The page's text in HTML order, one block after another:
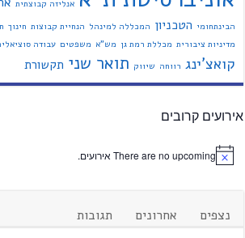
אנליזה קבוצתית
הבינתחומי הטכניון המכללה למינהל הנחיית קבוצות חינוך
מדיניות ציבורית מכללת רמת גן מש"א משפטים עבודה
קואצ'ינג רווחה שיווק תואר שני תקשורת
אירועים קרובים
There are no upcoming אירועים.
נצפים אחרונים
תגובות